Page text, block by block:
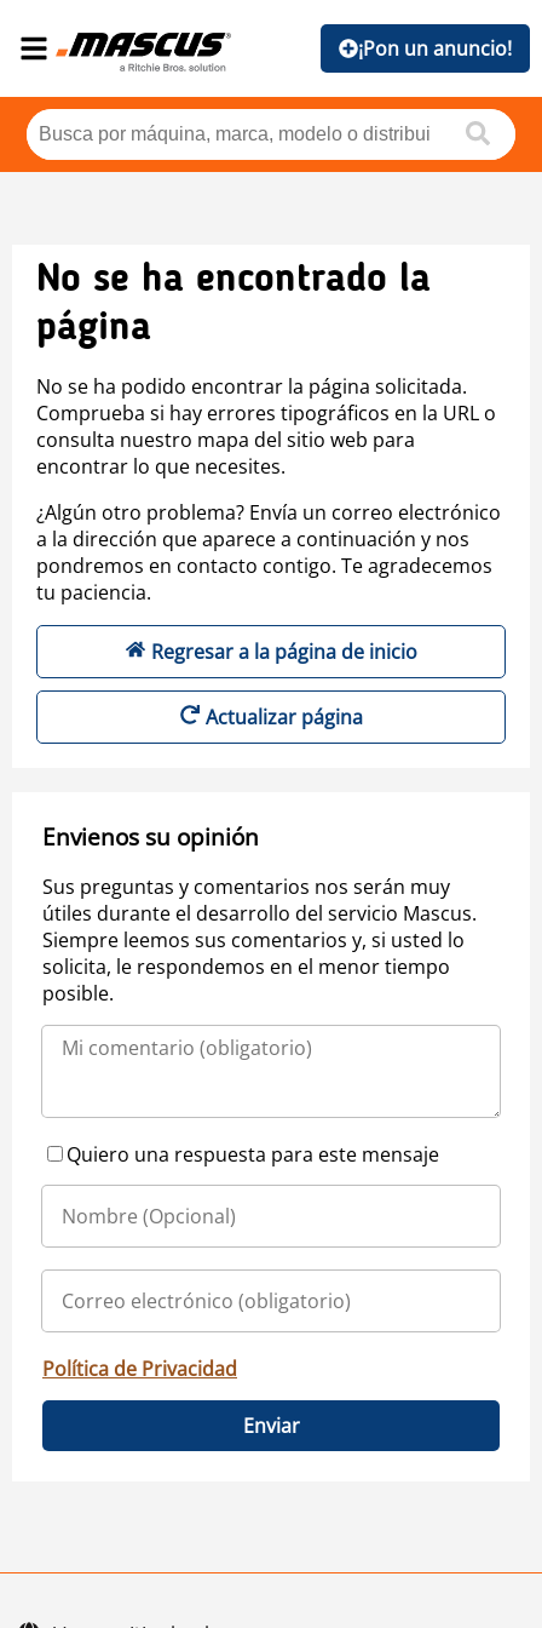
¡Pon un anuncio!
No se ha encontrado la
página
No se ha podido encontrar la página solicitada.
Comprueba si hay errores tipográficos en la URL o
consulta nuestro mapa del sitio web para
encontrar lo que necesites.
¿Algún otro problema? Envía un correo electrónico
a la dirección que aparece a continuación y nos
pondremos en contacto contigo. Te agradecemos
tu paciencia.
Regresar a la página de inicio
Actualizar página
Envienos su opinión
Sus preguntas y comentarios nos serán muy
útiles durante el desarrollo del servicio Mascus.
Siempre leemos sus comentarios y, si usted lo
solicita, le respondemos en el menor tiempo
posible.
Quiero una respuesta para este mensaje
Política de Privacidad
Enviar